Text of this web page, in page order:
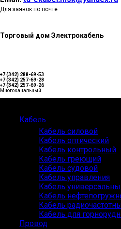
Для заявок по почте
Торговый дом Электрокабель
+7 (342) 288-69-53
+7 (342) 257-69-28
+7 (342) 257-69-26
Многоканальный
Кабель
Кабель силовой
Кабель оптический
Кабель контрольный
Кабель греющий
Кабель судовой
Кабель управления
Кабель
Кабель
Кабель
Кабель для
Провод